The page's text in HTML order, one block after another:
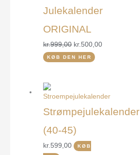
Julekalender
ORIGINAL
kr.999,00 kr.500,00
KØB DEN HER
Strømpejulekalender
(40-45)
kr.599,00 KØB